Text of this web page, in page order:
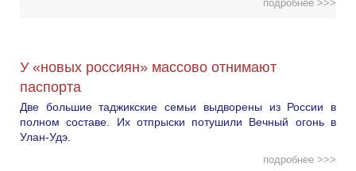
подробнее >>>
У «новых россиян» массово отнимают
паспорта
Две большие таджикские семьи выдворены из России в
полном составе. Их отпрыски потушили Вечный огонь в
Улан-Удэ.
подробнее >>>